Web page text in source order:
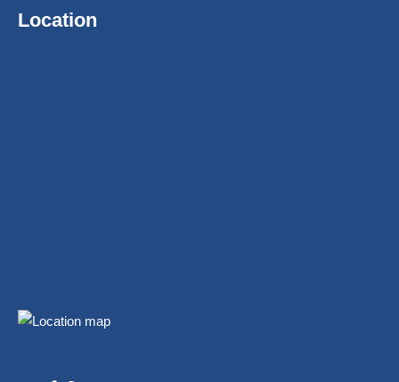
Location